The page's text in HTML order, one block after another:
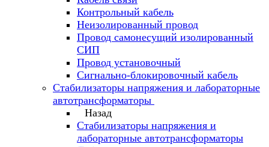
Контрольный кабель
Неизолированный провод
Провод самонесущий изолированный
СИП
Провод установочный
Сигнально-блокировочный кабель
Стабилизаторы напряжения и лабораторные
автотрансформаторы
Назад
Стабилизаторы напряжения и
лабораторные автотрансформаторы